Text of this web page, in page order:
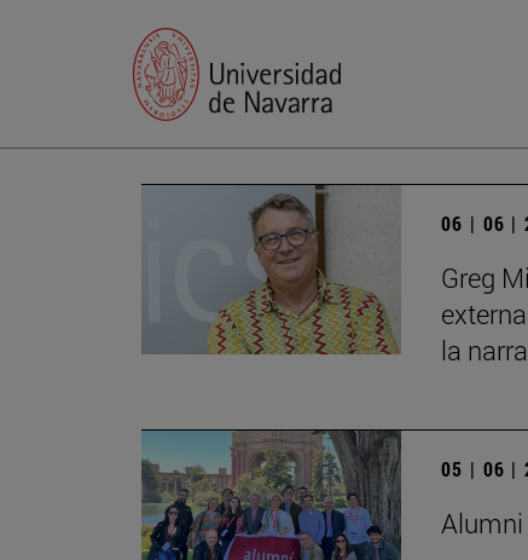
06 | 06 |
Greg
la
05 | 06 |
Alumni